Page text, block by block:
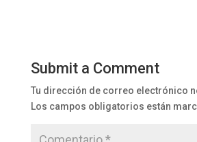
Submit a Comment
Tu dirección de correo electrónico
Los campos obligatorios están